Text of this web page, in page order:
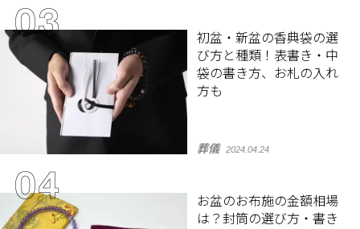
初盆・新盆の香典袋の選
び方と種類！表書き・中
袋の書き方、お札の入れ
方も
葬儀 2024.04.24
お盆のお布施の金額相場
は？封筒の選び方・書き